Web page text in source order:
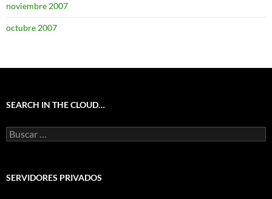
noviembre 2007
octubre 2007
SEARCH IN THE CLOUD…
Buscar:
SERVIDORES PRIVADOS